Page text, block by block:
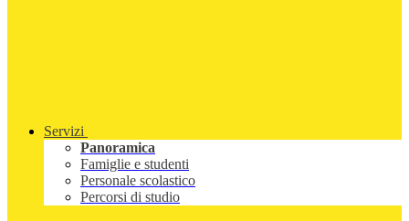
Servizi
Panoramica
Famiglie e studenti
Personale scolastico
Percorsi di studio